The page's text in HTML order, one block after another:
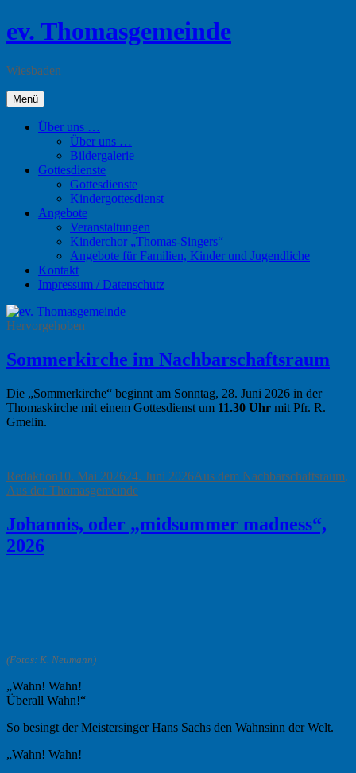
Inhalt
ev. Thomasgemeinde
Wiesbaden
Menü
Über uns …
Über uns …
Bildergalerie
Gottesdienste
Gottesdienste
Kindergottesdienst
Angebote
Veranstaltungen
Kinderchor „Thomas-Singers“
Angebote für Familien, Kinder und Jugendliche
Kontakt
Impressum / Datenschutz
Hervorgehoben
Sommerkirche im Nachbarschaftsraum
Die „Sommerkirche“ beginnt am Sonntag, 28. Juni 2026 in der
Thomaskirche mit einem Gottesdienst um 11.30 Uhr mit Pfr. R.
Gmelin.
Autor
RedaktionVeröffentlicht
am
10. Mai 202624. Juni 2026Kategorien
Aus dem Nachbarschaftsraum,
Aus der Thomasgemeinde
Johannis, oder „midsummer madness“,
2026
(Fotos: K. Neumann)
„Wahn! Wahn!
Überall Wahn!“
So besingt der Meistersinger Hans Sachs den Wahnsinn der Welt.
„Wahn! Wahn!